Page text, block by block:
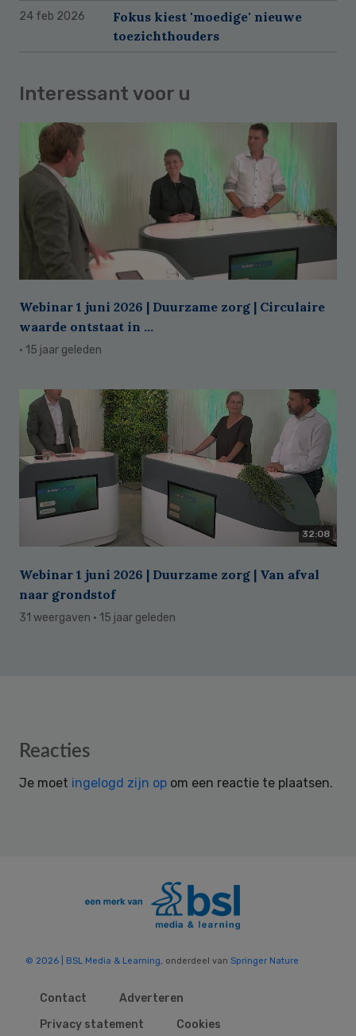
24 feb 2026
Fokus kiest 'moedige' nieuwe
toezichthouders
Interessant voor u
Webinar 1 juni 2026 | Duurzame zorg | Circulaire
waarde ontstaat in ...
· 15 jaar geleden
32:08
Webinar 1 juni 2026 | Duurzame zorg | Van afval
naar grondstof
31 weergaven · 15 jaar geleden
Reader
Reacties
Je moet ingelogd zijn op om een reactie te plaatsen.
© 2026 | BSL Media & Learning, onderdeel van Springer Nature
Contact
Adverteren
Privacy statement
Cookies